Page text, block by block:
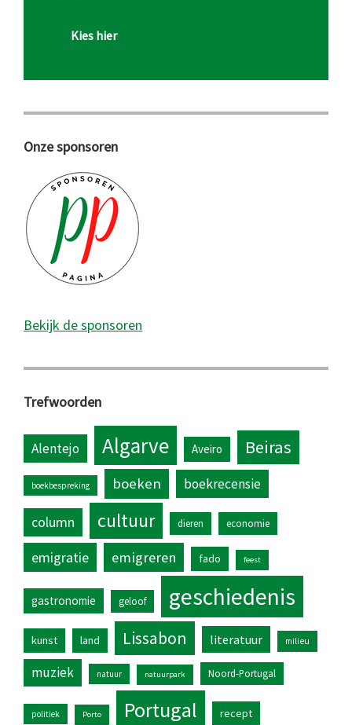
Kies hier
Onze sponsoren
Bekijk de sponsoren
Trefwoorden
Alentejo Algarve Aveiro Beiras
boekbespreking boeken boekrecensie
column cultuur dieren economie
emigratie emigreren fado feest
gastronomie geloof geschiedenis
kunst land Lissabon literatuur milieu
muziek natuur natuurpark Noord-Portugal
politiek Porto Portugal recept